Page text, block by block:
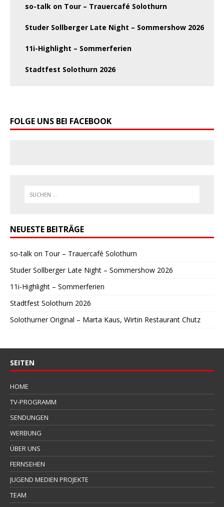
so-talk on Tour – Trauercafé Solothurn
Studer Sollberger Late Night – Sommershow 2026
11i-Highlight – Sommerferien
Stadtfest Solothurn 2026
FOLGE UNS BEI FACEBOOK
NEUESTE BEITRÄGE
so-talk on Tour – Trauercafé Solothurn
Studer Sollberger Late Night – Sommershow 2026
11i-Highlight – Sommerferien
Stadtfest Solothurn 2026
Solothurner Original – Marta Kaus, Wirtin Restaurant Chutz
SEITEN
HOME
TV-PROGRAMM
SENDUNGEN
WERBUNG
ÜBER UNS
FERNSEHEN
JUGEND MEDIEN PROJEKTE
TEAM